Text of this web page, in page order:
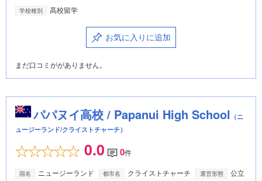
学校種別 高校留学
お気に入りに追加
まだ口コミががありません。
パパヌイ高校 / Papanui High School （ニ
ュージーランド/クライストチャーチ）
0.0 0件
国名 ニュージーランド 都市名 クライストチャーチ 運営形態 公立